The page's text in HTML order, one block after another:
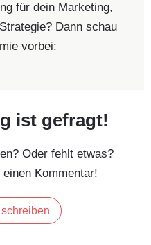
für dein Marketing,
Dann schau
vorbei:
ist gefragt!
Oder fehlt etwas?
Kommentar!